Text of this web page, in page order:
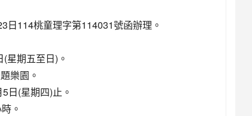
日114桃童理字第114031號函辦理。
星期五至日)。
樂園。
日(星期四)止。
。